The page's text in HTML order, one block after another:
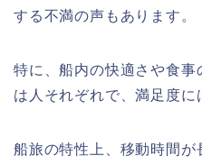
する不満の声もあります。
特に、船内の快適さや食事
は人それぞれで、満足度に
船旅の特性上、移動時間が